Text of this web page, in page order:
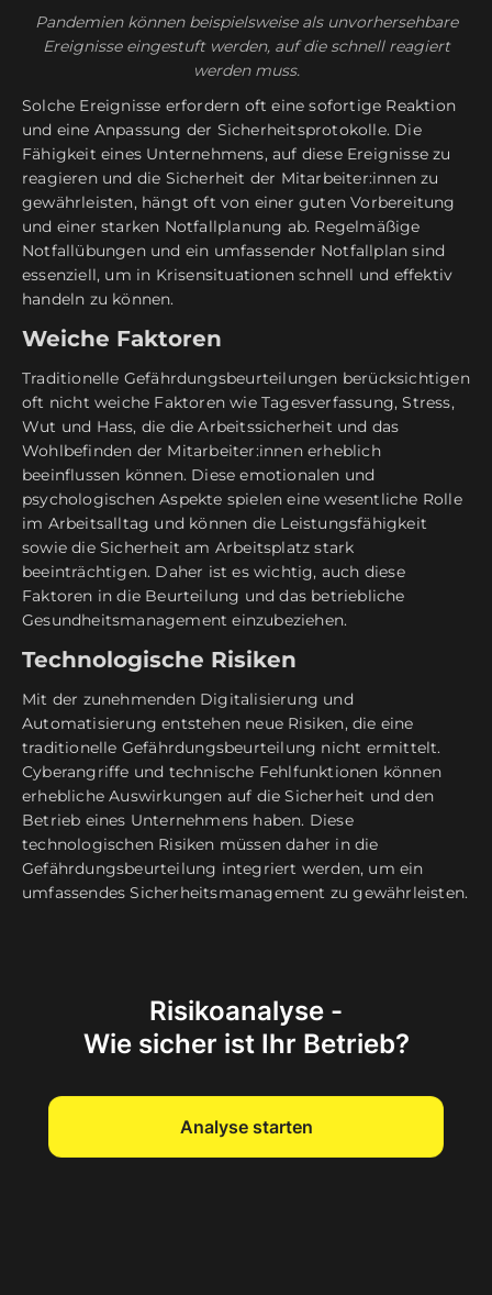
Pandemien können beispielsweise als unvorhersehbare
Ereignisse eingestuft werden, auf die schnell reagiert
werden muss.
Solche Ereignisse erfordern oft eine sofortige Reaktion
und eine Anpassung der Sicherheitsprotokolle. Die
Fähigkeit eines Unternehmens, auf diese Ereignisse zu
reagieren und die Sicherheit der Mitarbeiter:innen zu
gewährleisten, hängt oft von einer guten Vorbereitung
und einer starken Notfallplanung ab. Regelmäßige
Notfallübungen und ein umfassender Notfallplan sind
essenziell, um in Krisensituationen schnell und effektiv
handeln zu können.
Weiche Faktoren
Traditionelle Gefährdungsbeurteilungen berücksichtigen
oft nicht weiche Faktoren wie Tagesverfassung, Stress,
Wut und Hass, die die Arbeitssicherheit und das
Wohlbefinden der Mitarbeiter:innen erheblich
beeinflussen können. Diese emotionalen und
psychologischen Aspekte spielen eine wesentliche Rolle
im Arbeitsalltag und können die Leistungsfähigkeit
sowie die Sicherheit am Arbeitsplatz stark
beeinträchtigen. Daher ist es wichtig, auch diese
Faktoren in die Beurteilung und das betriebliche
Gesundheitsmanagement einzubeziehen.
Technologische Risiken
Mit der zunehmenden Digitalisierung und
Automatisierung entstehen neue Risiken, die eine
traditionelle Gefährdungsbeurteilung nicht ermittelt.
Cyberangriffe und technische Fehlfunktionen können
erhebliche Auswirkungen auf die Sicherheit und den
Betrieb eines Unternehmens haben. Diese
technologischen Risiken müssen daher in die
Gefährdungsbeurteilung integriert werden, um ein
umfassendes Sicherheitsmanagement zu gewährleisten.